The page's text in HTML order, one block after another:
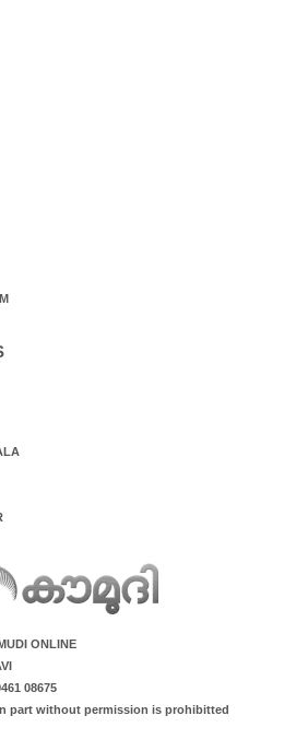
ONLINE
08675
part without permission is prohibitted